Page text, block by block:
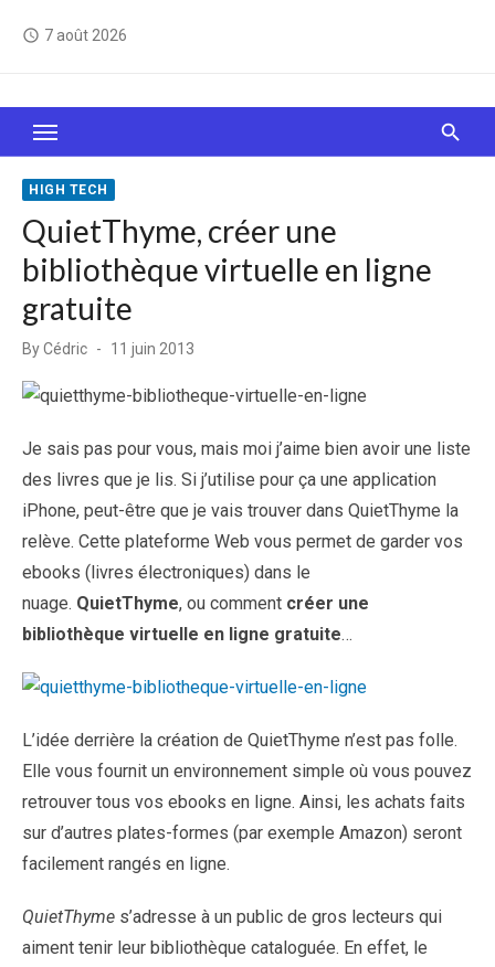
access_time 7 août 2026
Le Web, c'est comme une boîte de chocolats… On
sait jamais sur quoi on va tomber !
HIGH TECH
QuietThyme, créer une
bibliothèque virtuelle en ligne
gratuite
ByCédric
Posted
11 juin 2013
Je sais pas pour vous, mais moi j’aime bien avoir une liste
des livres que je lis. Si j’utilise pour ça une application
iPhone, peut-être que je vais trouver dans QuietThyme la
relève. Cette plateforme Web vous permet de garder vos
ebooks (livres électroniques) dans le
nuage. QuietThyme, ou comment créer une
bibliothèque virtuelle en ligne gratuite…
L’idée derrière la création de QuietThyme n’est pas folle.
Elle vous fournit un environnement simple où vous pouvez
retrouver tous vos ebooks en ligne. Ainsi, les achats faits
sur d’autres plates-formes (par exemple Amazon) seront
facilement rangés en ligne.
QuietThyme s’adresse à un public de gros lecteurs qui
aiment tenir leur bibliothèque cataloguée. En effet, le